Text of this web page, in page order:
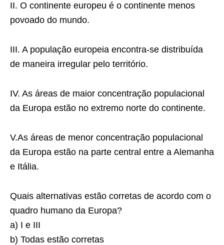
II. O continente europeu é o continente menos
povoado do mundo.
III. A população europeia encontra-se distribuída
de maneira irregular pelo território.
IV. As áreas de maior concentração populacional
da Europa estão no extremo norte do continente.
V.As áreas de menor concentração populacional
da Europa estão na parte central entre a Alemanha
e Itália.
Quais alternativas estão corretas de acordo com o
quadro humano da Europa?
a) I e III
b) Todas estão corretas